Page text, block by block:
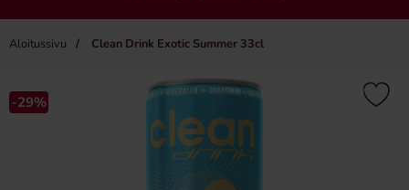
Aloitussivu Clean Drink Exotic Summer 33cl
×
-29%